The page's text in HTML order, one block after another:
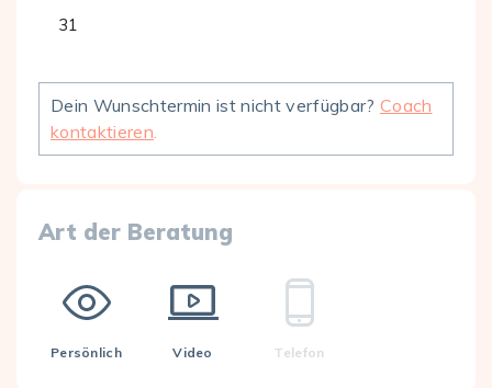
31
Dein Wunschtermin ist nicht verfügbar? Coach
kontaktieren
Art der Beratung
Persönlich Video Telefon